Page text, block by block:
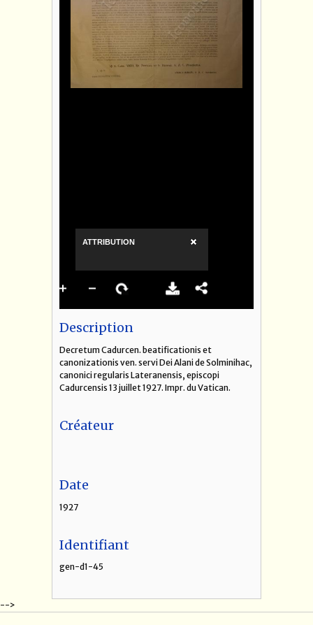
Description
Decretum Cadurcen. beatificationis et
canonizationis ven. servi Dei Alani de Solminihac,
canonici regularis Lateranensis, episcopi
Cadurcensis 13 juillet 1927. Impr. du Vatican.
Créateur
Date
1927
Identifiant
gen-d1-45
-->